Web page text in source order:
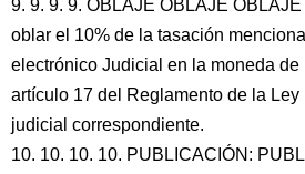
9. 9. 9. 9. OBLAJE OBLAJE
oblar el 10% de la tasación
electrónico Judicial en la moneda de
artículo 17 del Reglamento de la Ley
judicial correspondiente.
10. 10. 10. 10. PUBLICACIÓN: